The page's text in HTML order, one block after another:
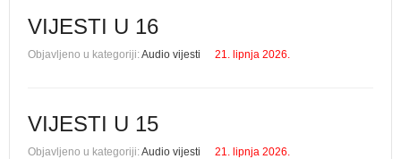
VIJESTI U 16
Objavljeno u kategoriji:Audio vijesti 21. lipnja 2026.
VIJESTI U 15
Objavljeno u kategoriji:Audio vijesti 21. lipnja 2026.